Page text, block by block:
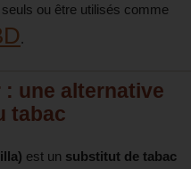
ou être utilisés comme
.
: une alternative
tabac
est un substitut de tabac